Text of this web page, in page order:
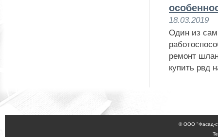
18.03.2019
Один из
ремонт
купить рвд
© ООО "Фасад-